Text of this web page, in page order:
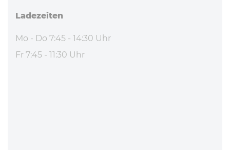
La­de­zei­ten
Mo - Do 7:45 - 14:30 Uhr
Fr 7:45 - 11:30 Uhr